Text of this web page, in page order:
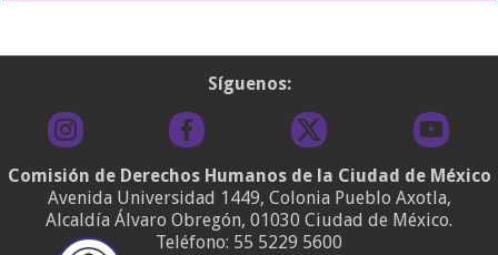
Síguenos:
Comisión de Derechos Humanos de la Ciudad de México
Avenida Universidad 1449, Colonia Pueblo Axotla,
Alcaldía Álvaro Obregón, 01030 Ciudad de México.
Teléfono: 55 5229 5600